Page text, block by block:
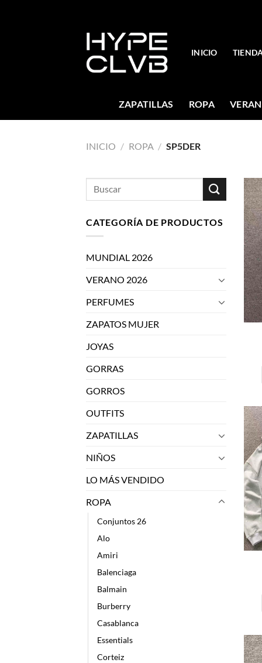
INICIO
ZAPATILLAS ROPA
INICIO / ROPA / SP5DER
Buscar
CATEGORÍA DE PRODUCTOS
MUNDIAL 2026
VERANO 2026
PERFUMES
ZAPATOS MUJER
JOYAS
GORRAS
GORROS
OUTFITS
ZAPATILLAS
NIÑOS
LO MÁS VENDIDO
ROPA
Conjuntos 26
Alo
Amiri
Balenciaga
Balmain
Burberry
Casablanca
Essentials
Corteiz